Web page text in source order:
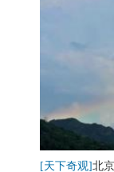
[天下奇观]北